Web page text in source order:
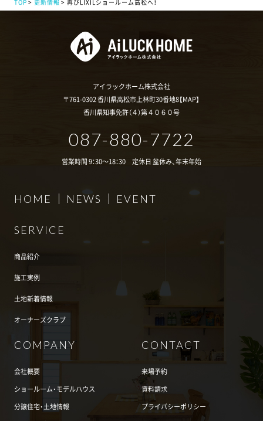
TOP 更新情報 再びLIXILショールーム高松へ！
アイラックホーム株式会社
〒761-0302 香川県高松市上林町30番地8【MAP】
香川県知事免許（４）第４０６０号
087-880-7722
営業時間 9：30～18：30 定休日 盆休み、年末年始
HOME NEWS EVENT
SERVICE
商品紹介
施工実例
土地新着情報
オーナーズクラブ
COMPANY
会社概要
ショールーム・モデルハウス
分譲住宅・土地情報
CONTACT
来場予約
資料請求
プライバシーポリシー